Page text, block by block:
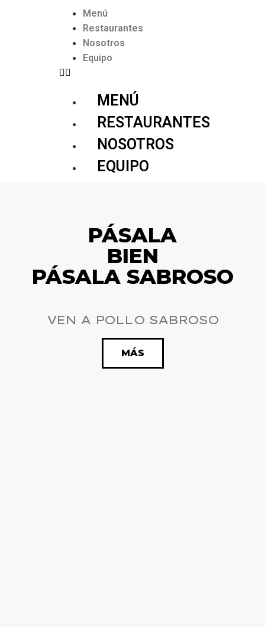
Menú
Restaurantes
Nosotros
Equipo
MENÚ
RESTAURANTES
NOSOTROS
EQUIPO
PÁSALA
BIEN
PÁSALA SABROSO
VEN A POLLO SABROSO
MÁS